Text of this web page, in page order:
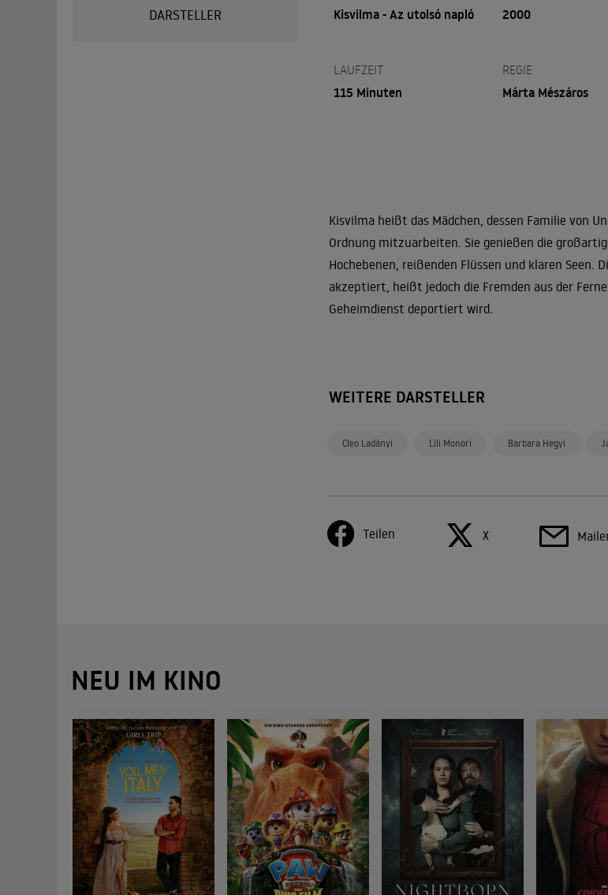
DARSTELLER Kisvilma - Az utolsó napló 2000
LAUFZEIT
115 Minuten
REGIE
Márta Mészáros
Kisvilma heißt das Mädchen, dessen Familie von
Ordnung mitzuarbeiten. Sie genießen die
Hochebenen, reißenden Flüssen und klaren Seen.
akzeptiert, heißt jedoch die Fremden aus der
Geheimdienst deportiert wird.
WEITERE DARSTELLER
Cleo Ladányi Lili Monori Barbara Hegyi
Teilen X
NEU IM KINO